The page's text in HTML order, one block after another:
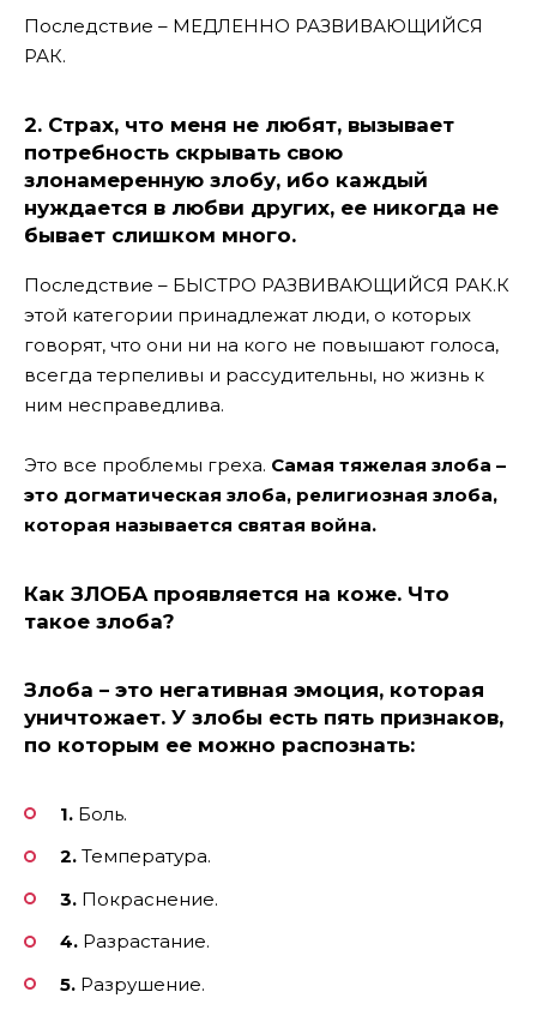
Последствие – МЕДЛЕННО РАЗВИВАЮЩИЙСЯ
РАК.
2. Страх, что меня не любят, вызывает
потребность скрывать свою
злонамеренную злобу, ибо каждый
нуждается в любви других, ее никогда не
бывает слишком много.
Последствие – БЫСТРО РАЗВИВАЮЩИЙСЯ РАК.К
этой категории принадлежат люди, о которых
говорят, что они ни на кого не повышают голоса,
всегда терпеливы и рассудительны, но жизнь к
ним несправедлива.
Это все проблемы греха. Самая тяжелая злоба –
это догматическая злоба, религиозная злоба,
которая называется святая война.
Как ЗЛОБА проявляется на коже. Что
такое злоба?
Злоба – это негативная эмоция, которая
уничтожает. У злобы есть пять признаков,
по которым ее можно распознать:
1. Боль.
2. Температура.
3. Покраснение.
4. Разрастание.
5. Разрушение.